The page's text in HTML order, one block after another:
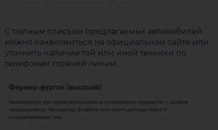
С полным списком предлагаемых автомобилей
можно ознакомиться на официальном сайте или
уточнить наличие той или иной техники по
телефонам горячей линии.